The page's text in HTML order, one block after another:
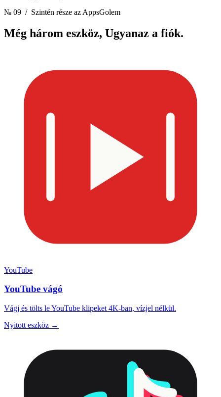
№ 09 / Szintén része az AppsGolem
Még három eszköz, Ugyanaz a fiók.
YouTube
YouTube vágó
Vágj és tölts le YouTube klipeket 4K-ban, vízjel nélkül.
Nyitott eszköz →